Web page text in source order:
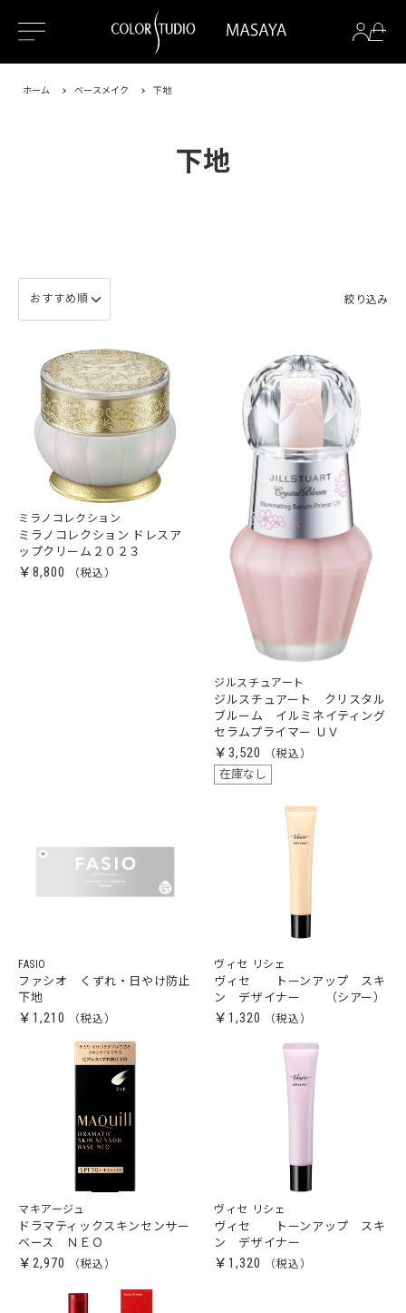
ホーム ベースメイク 下地
下地
絞り込み
ミラノコレクション
ミラノコレクション ドレスア
ップクリーム２０２３
￥8,800
ジルスチュアート
ジルスチュアート クリスタル
ブルーム イルミネイティング
セラムプライマー ＵＶ
￥3,520
在庫なし
FASIO
ファシオ くずれ・日やけ防止
下地
￥1,210
ヴィセ リシェ
ヴィセ トーンアップ スキ
ン デザイナー （シアー）
￥1,320
マキアージュ
ドラマティックスキンセンサー
ベース ＮＥＯ
￥2,970
ヴィセ リシェ
ヴィセ トーンアップ スキ
ン デザイナー
￥1,320